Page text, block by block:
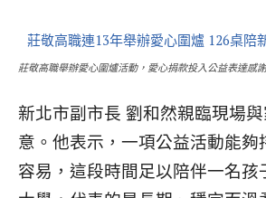
莊敬高職舉辦愛心圍爐活動，愛心捐款投入公益表達感
新北市副市長 劉和然親臨現場
意。他表示，一項公益活動能夠
容易，這段時間足以陪伴一名孩